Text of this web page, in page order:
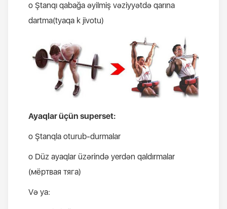
o Ştanqı qabağa əyilmiş vəziyyətdə qarına
dartma(tyaqa k jivotu)
Ayaqlar üçün superset:
o Ştanqla oturub-durmalar
o Düz ayaqlar üzərində yerdən qaldırmalar
(мёртвая тяга)
Və ya: